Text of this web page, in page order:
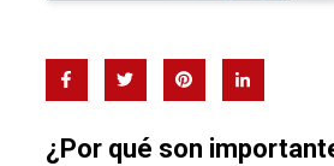
¿Por qué son